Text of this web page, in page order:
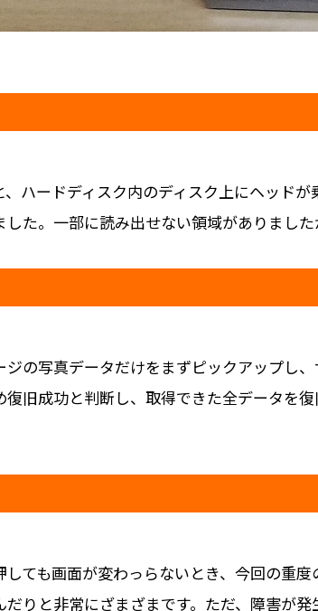
、ハードディスク内のディスク上にヘッド
た。一部に読み出せない領域がありまし
ジの写真データだけをまずピックアップし
復旧成功と判断し、取得できた全データを復
しても画面が変わっらないとき、今回の重
だりと非常にざまざまです。ただ、障害が